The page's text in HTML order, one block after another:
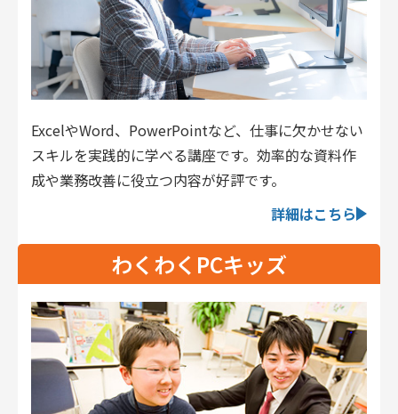
ExcelやWord、PowerPointなど、仕事に欠かせない
スキルを実践的に学べる講座です。効率的な資料作
成や業務改善に役立つ内容が好評です。
詳細はこちら
わくわくPCキッズ